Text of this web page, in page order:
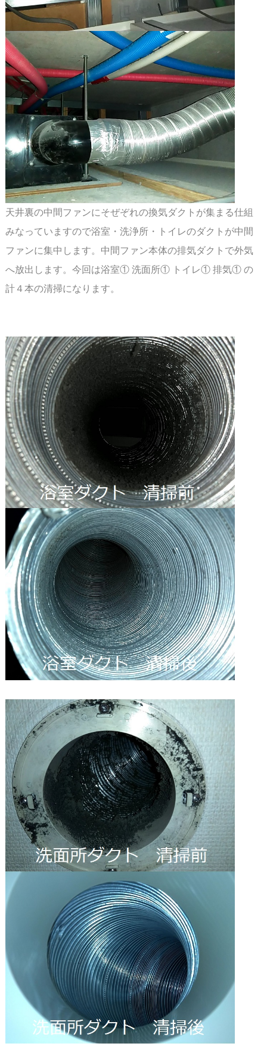
天井裏の中間ファンにそぜぞれの換気ダクトが集まる仕組
みなっていますので浴室・洗浄所・
トイレのダクトが中間
ファンに集中します。中間ファン本体の排気ダクトで外気
へ放出しま す。今回は浴室① 洗面所① トイレ① 排気① の
計４本の清掃になります。